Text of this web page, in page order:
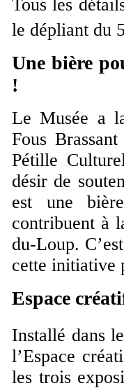
Tous les
le dépliant du
Une bière
!
Le Musée a
Fous
Pétille
désir de
est une
contribuent à
du-Loup.
cette
Espace
Installé dans
l’Espace
les trois